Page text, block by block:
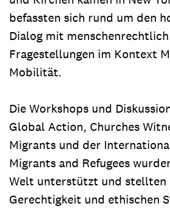
befassten sich rund um den
Dialog mit
Fragestellungen im Kontext
Mobilität.
Die Workshops und
Global Action, Churches
Migrants und der
Migrants and Refugees
Welt unterstützt und stellten
Gerechtigkeit und ethischen